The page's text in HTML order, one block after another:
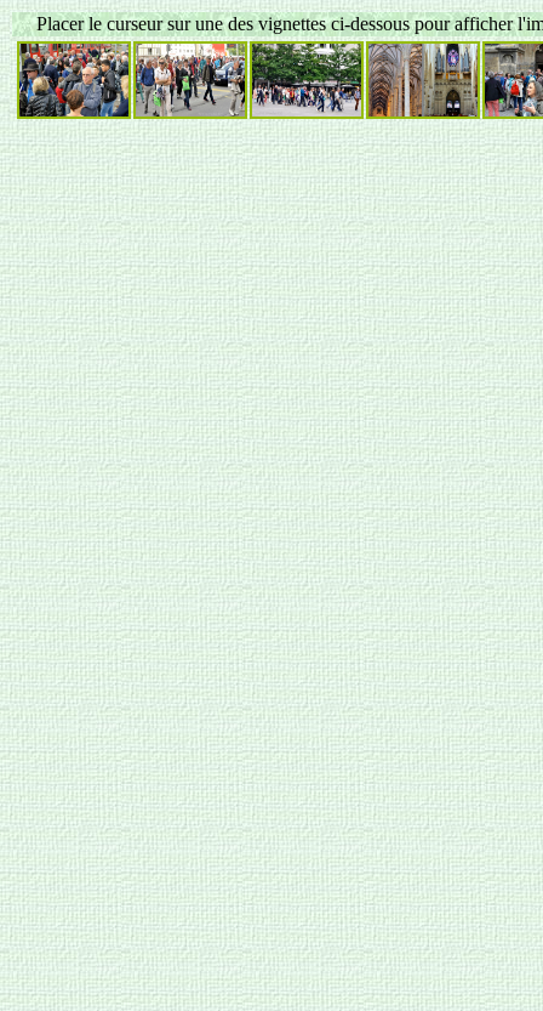
Placer le curseur sur une des vignettes ci-dessous pour afficher